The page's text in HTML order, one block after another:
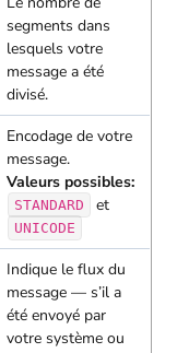
segments dans
lesquels votre
message a été
divisé.
Encodage de votre
message.
Valeurs possibles:
STANDARD et
UNICODE
Indique le flux du
message — s’il a
été envoyé par
votre système ou